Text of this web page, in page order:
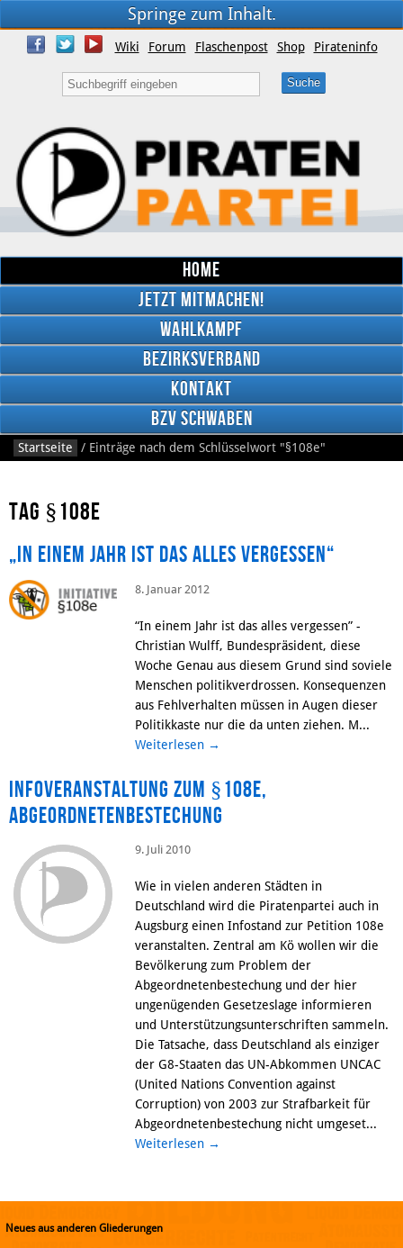
Springe zum Inhalt.
Facebook
Wiki Forum Flaschenpost Shop Pirateninfo
Home
Jetzt mitmachen!
Wahlkampf
Bezirksverband
Kontakt
BzV Schwaben
Startseite / Einträge nach dem Schlüsselwort "§108e"
Tag §108e
„In einem Jahr ist das alles vergessen“
8. Januar 2012
“In einem Jahr ist das alles vergessen” -
Christian Wulff, Bundespräsident, diese
Woche Genau aus diesem Grund sind soviele
Menschen politikverdrossen. Konsequenzen
aus Fehlverhalten müssen in Augen dieser
Politikkaste nur die da unten ziehen. M...
Weiterlesen →
Infoveranstaltung zum §108e,
Abgeordnetenbestechung
9. Juli 2010
Wie in vielen anderen Städten in
Deutschland wird die Piratenpartei auch in
Augsburg einen Infostand zur Petition 108e
veranstalten. Zentral am Kö wollen wir die
Bevölkerung zum Problem der
Abgeordnetenbestechung und der hier
ungenügenden Gesetzeslage informieren
und Unterstützungsunterschriften sammeln.
Die Tatsache, dass Deutschland als einziger
der G8-Staaten das UN-Abkommen UNCAC
(United Nations Convention against
Corruption) von 2003 zur Strafbarkeit für
Abgeordnetenbestechung nicht umgeset...
Weiterlesen →
Neues aus anderen Gliederungen